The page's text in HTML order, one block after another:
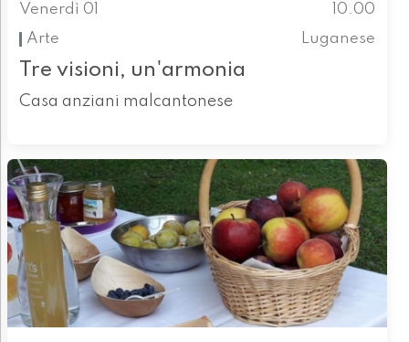
Venerdì 01
10.00
Arte
Luganese
Tre visioni, un'armonia
Casa anziani malcantonese